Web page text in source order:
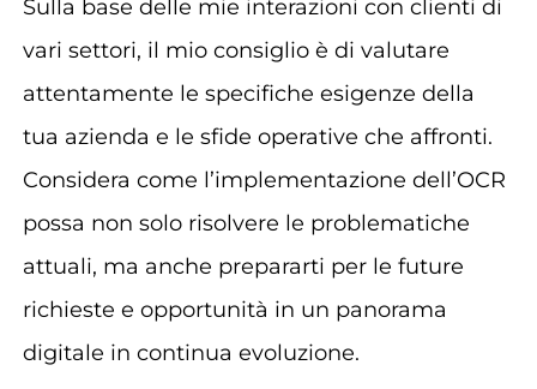
Sulla base delle mie interazioni con clienti di
vari settori, il mio consiglio è di valutare
attentamente le specifiche esigenze della
tua azienda e le sfide operative che affronti.
Considera come l’implementazione dell’OCR
possa non solo risolvere le problematiche
attuali, ma anche prepararti per le future
richieste e opportunità in un panorama
digitale in continua evoluzione.